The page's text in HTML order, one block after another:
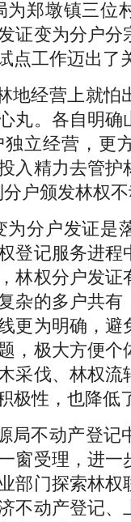
郑墩镇三位
证变为分户分
点工作迈出了
地经营上就怕
丸。各自明确
立经营，更
入精力去管护
户颁发林权
分户发证是
登记服务进程
林权分户发证
杂的多户共有
更为明确，避
，极大方便个
采伐、林权流
极性，也降低
局不动产登记
窗受理，进一
部门探索林权
不动产登记、